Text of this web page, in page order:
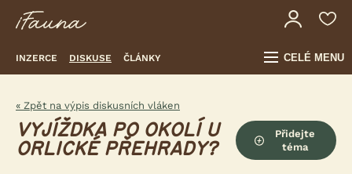
INZERCE DISKUSE ČLÁNKY CELÉ MENU
« Zpět na výpis diskusních vláken
VYJÍŽDKA PO OKOLÍ U
ORLICKÉ PŘEHRADY?
Přidejte
téma